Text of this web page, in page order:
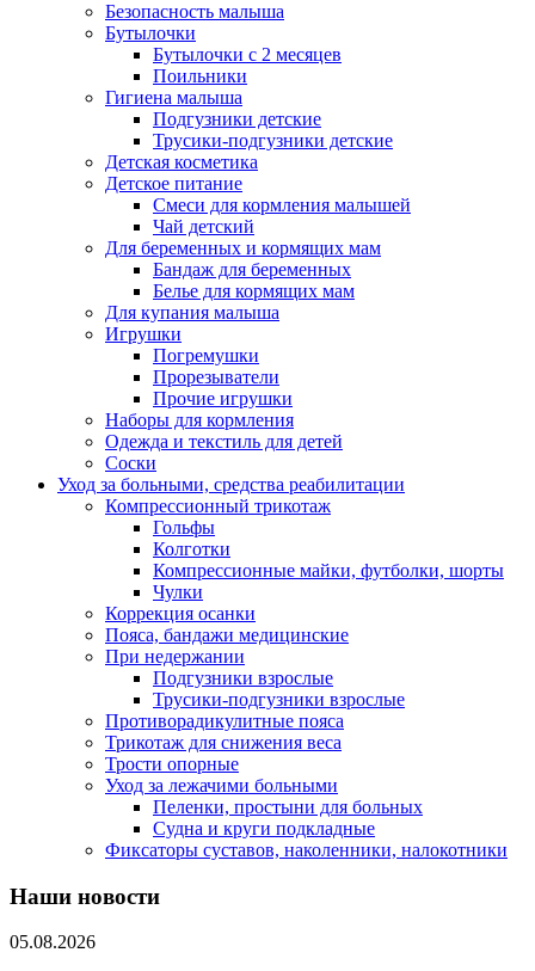
Безопасность малыша
Бутылочки
Бутылочки с 2 месяцев
Поильники
Гигиена малыша
Подгузники детские
Трусики-подгузники детские
Детская косметика
Детское питание
Смеси для кормления малышей
Чай детский
Для беременных и кормящих мам
Бандаж для беременных
Белье для кормящих мам
Для купания малыша
Игрушки
Погремушки
Прорезыватели
Прочие игрушки
Наборы для кормления
Одежда и текстиль для детей
Соски
Уход за больными, средства реабилитации
Компрессионный трикотаж
Гольфы
Колготки
Компрессионные майки, футболки, шорты
Чулки
Коррекция осанки
Пояса, бандажи медицинские
При недержании
Подгузники взрослые
Трусики-подгузники взрослые
Противорадикулитные пояса
Трикотаж для снижения веса
Трости опорные
Уход за лежачими больными
Пеленки, простыни для больных
Судна и круги подкладные
Фиксаторы суставов, наколенники, налокотники
Наши новости
05.08.2026